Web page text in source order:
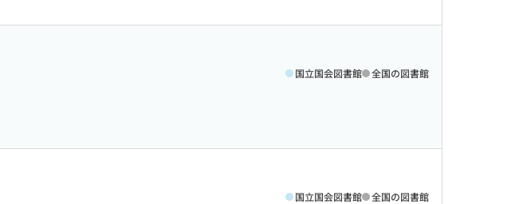
国立国会図書館 全国の図書館
国立国会図書館 全国の図書館